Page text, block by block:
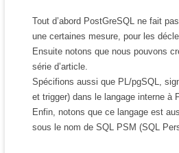
Tout d’abord PostGreSQL ne fait
une certaines mesure, pour les
Ensuite notons que nous pouvons
série d’article.
Spécifions aussi que PL/pgSQL,
et trigger) dans le langage interne
Enfin, notons que ce langage est
sous le nom de SQL PSM (SQL